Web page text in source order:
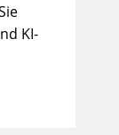
KI-